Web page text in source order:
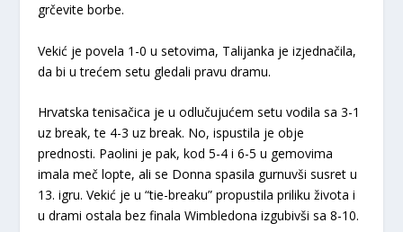
grčevite borbe.
Vekić je povela 1-0 u setovima, Talijanka je izjednačila,
da bi u trećem setu gledali pravu dramu.
Hrvatska tenisačica je u odlučujućem setu vodila sa 3-1
uz break, te 4-3 uz break. No, ispustila je obje
prednosti. Paolini je pak, kod 5-4 i 6-5 u gemovima
imala meč lopte, ali se Donna spasila gurnuvši susret u
13. igru. Vekić je u “tie-breaku” propustila priliku života i
u drami ostala bez finala Wimbledona izgubivši sa 8-10.